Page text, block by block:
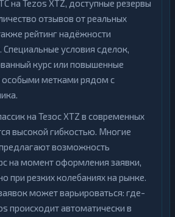
на Tezos XTZ, доступные резервы
отзывов от реальных
рейтинг надёжности
условия сделок,
курс или повышенные
метками рядом с
на Тезос XTZ в современных
высокой гибкостью. Многие
возможность
на момент оформления заявки,
при резких колебаниях на рынке.
может варьироваться: где-
происходит автоматически в